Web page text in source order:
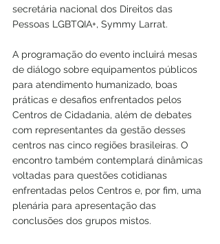
secretária nacional dos Direitos das
Pessoas LGBTQIA+, Symmy Larrat.
A programação do evento incluirá mesas
de diálogo sobre equipamentos públicos
para atendimento humanizado, boas
práticas e desafios enfrentados pelos
Centros de Cidadania, além de debates
com representantes da gestão desses
centros nas cinco regiões brasileiras. O
encontro também contemplará dinâmicas
voltadas para questões cotidianas
enfrentadas pelos Centros e, por fim, uma
plenária para apresentação das
conclusões dos grupos mistos.